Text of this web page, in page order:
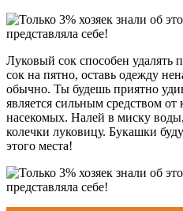
Луковый сок способен удалять
сок на пятно, оставь одежду
обычно. Ты будешь приятно
является сильным средством
насекомых. Налей в миску
колечки луковицу. Букашки
этого места!